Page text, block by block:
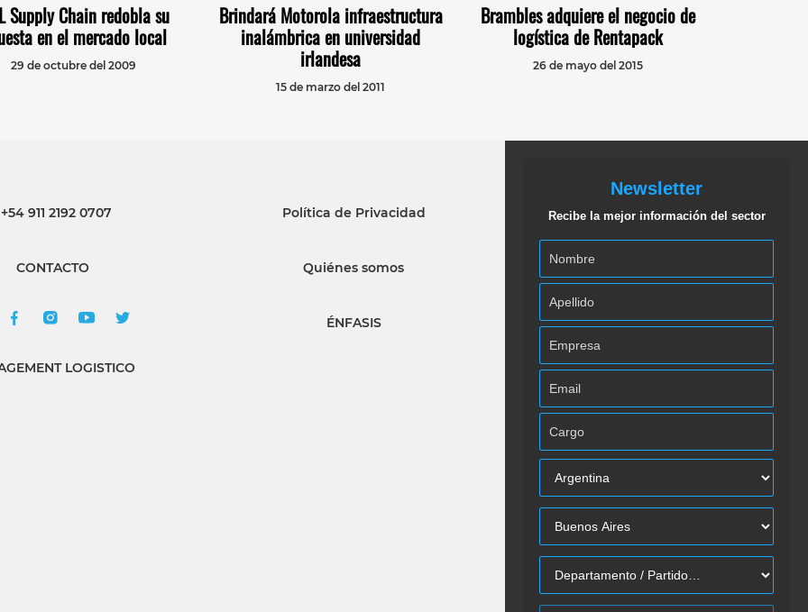
Supply Chain redobla su
en el mercado local
29 de octubre del 2009
Brindará Motorola infraestructura
inalámbrica en universidad
irlandesa
15 de marzo del 2011
Brambles adquiere el negocio de
logística de Rentapack
26 de mayo del 2015
911 2192 0707
CONTACTO
LOGISTICO
Política de Privacidad
Quiénes somos
ÉNFASIS
Newsletter
Recibe la mejor información del sector